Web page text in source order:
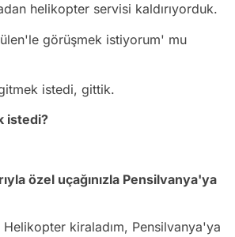
helikopter servisi kaldırıyorduk.
görüşmek istiyorum' mu
istedi, gittik.
istedi?
özel uçağınızla Pensilvanya'ya
kiraladım, Pensilvanya'ya